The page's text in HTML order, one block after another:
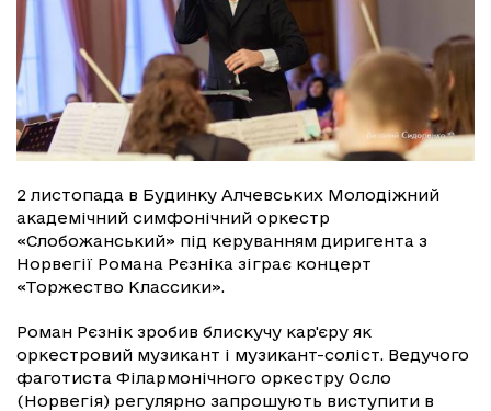
2 листопада в Будинку Алчевських Молодіжний
академічний симфонічний оркестр
«Слобожанський» під керуванням диригента з
Норвегії Романа Рєзніка зіграє концерт
«Торжество Классики».
Роман Рєзнік зробив блискучу кар'єру як
оркестровий музикант і музикант-соліст. Ведучого
фаготиста Філармонічного оркестру Осло
(Норвегія) регулярно запрошують виступити в